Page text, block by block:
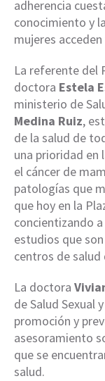
adherencia
conocimiento y
mujeres
La referente del
doctora Estela
ministerio de
Medina Ruiz,
de la salud de
una prioridad en
el cáncer de
patologías que
que hoy en la
concientizando
estudios que
centros de salud
La doctora
de Salud Sexual
promoción y
asesoramiento
que se
salud.